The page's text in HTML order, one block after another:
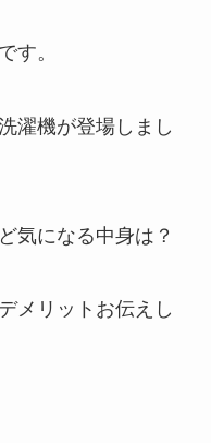
す。
濯機が登場しまし
気になる中身は？
メリットお伝えし